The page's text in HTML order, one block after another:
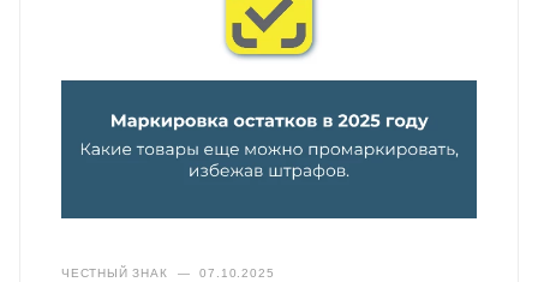
ЧЕСТНЫЙ ЗНАК — 07.10.2025